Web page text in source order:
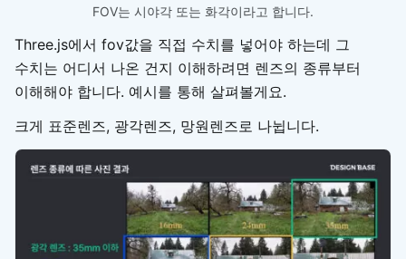
FOV는 시야각 또는 화각이라고 합니다.
Three.js에서 fov값을 직접 수치를 넣어야 하는데 그
수치는 어디서 나온 건지 이해하려면 렌즈의 종류부터
이해해야 합니다. 예시를 통해 살펴볼게요.
크게 표준렌즈, 광각렌즈, 망원렌즈로 나뉩니다.